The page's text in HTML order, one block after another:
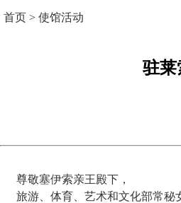
首页 > 使馆活动
驻莱
尊敬塞伊索亲王殿下，
旅游、体育、艺术和文化部常秘